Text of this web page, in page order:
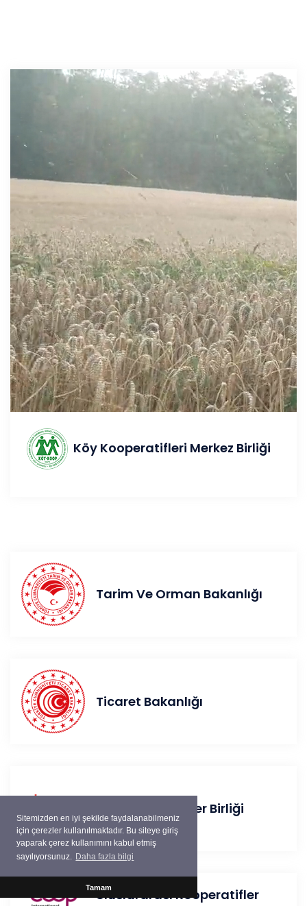
Sitemizden en iyi şekilde faydalanabilmeniz
için çerezler kullanılmaktadır. Bu siteye giriş
yaparak çerez kullanımını kabul etmiş
sayılıyorsunuz. Daha fazla bilgi
Tamam
Köy Kooperatifleri Merkez Birliği
Tarim Ve Orman Bakanlığı
Ticaret Bakanlığı
Milli Kooperatifler Birliği
Uluslararası Kooperatifler